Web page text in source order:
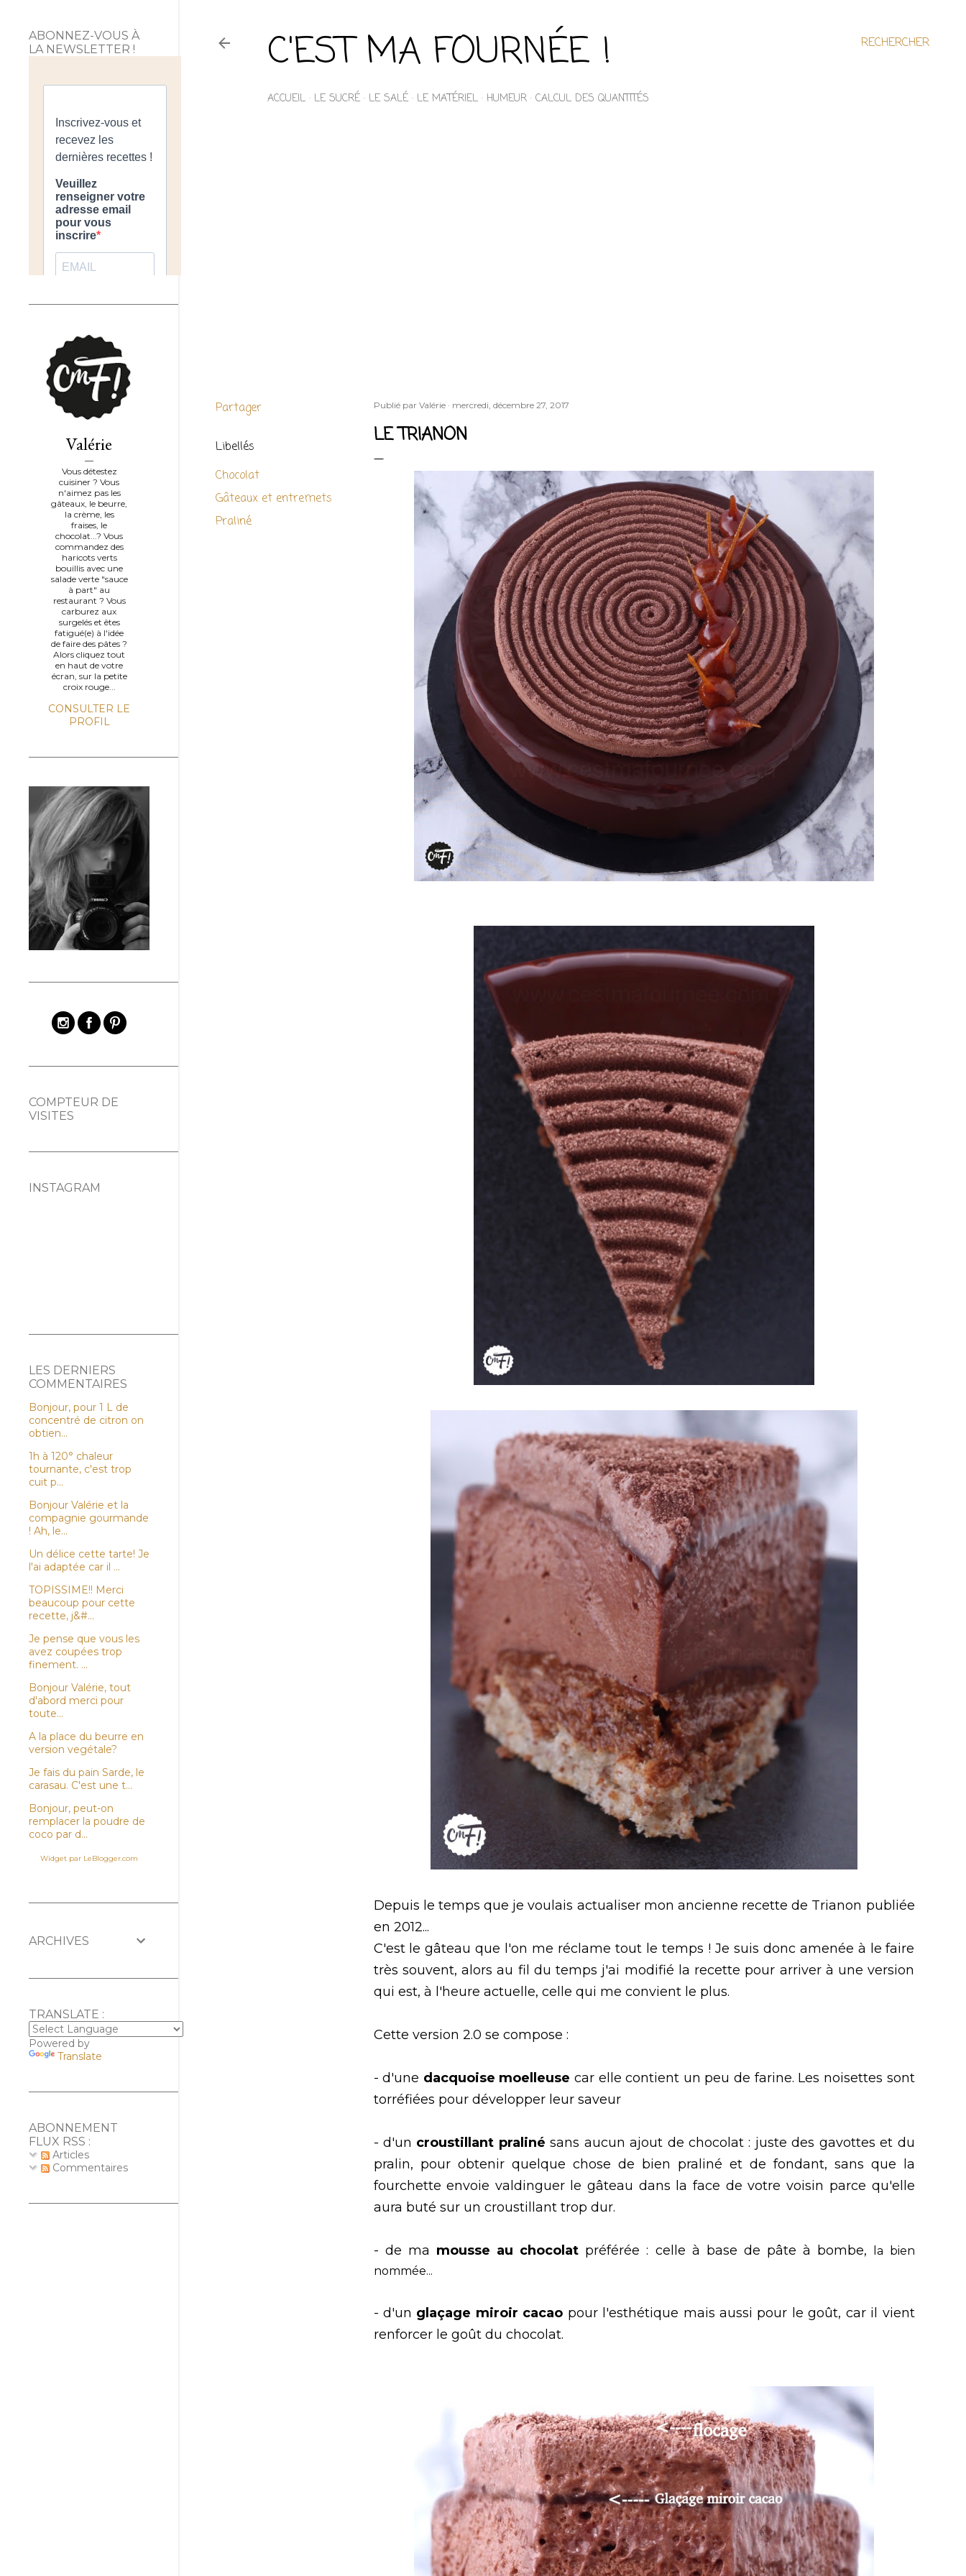
RECHERCHER
C'EST MA FOURNÉE !
ACCUEIL LE SUCRÉ LE SALÉ LE MATÉRIEL HUMEUR CALCUL DES QUANTITÉS
Partager
Libellés
Chocolat
Gâteaux et entremets
Praliné
Publié par Valérie mercredi, décembre 27, 2017
LE TRIANON
Depuis le temps que je voulais actualiser mon ancienne recette de Trianon publiée
en 2012...
C'est le gâteau que l'on me réclame tout le temps ! Je suis donc amenée à le faire
très souvent, alors au fil du temps j'ai modifié la recette pour arriver à une version
qui est, à l'heure actuelle, celle qui me convient le plus.
Cette version 2.0 se compose :
- d'une dacquoise moelleuse car elle contient un peu de farine. Les noisettes sont
torréfiées pour développer leur saveur
- d'un croustillant praliné sans aucun ajout de chocolat : juste des gavottes et du
pralin, pour obtenir quelque chose de bien praliné et de fondant, sans que la
fourchette envoie valdinguer le gâteau dans la face de votre voisin parce qu'elle
aura buté sur un croustillant trop dur.
- de ma mousse au chocolat préférée : celle à base de pâte à bombe,
la bien
nommée...
- d'un glaçage miroir cacao pour l'esthétique mais aussi pour le goût, car il vient
renforcer le goût du chocolat.
ABONNEZ-VOUS À
LA NEWSLETTER !
Valérie
Vous détestez
cuisiner ? Vous
n'aimez pas les
gâteaux, le beurre,
la crème, les
fraises, le
chocolat...? Vous
commandez des
haricots verts
bouillis avec une
salade verte "sauce
à part" au
restaurant ? Vous
carburez aux
surgelés et êtes
fatigué(e) à l'idée
de faire des pâtes ?
Alors cliquez tout
en haut de votre
écran, sur la petite
croix rouge...
CONSULTER LE
PROFIL
COMPTEUR DE
VISITES
INSTAGRAM
LES DERNIERS
COMMENTAIRES
Bonjour, pour 1 L de
concentré de citron on
obtien...
1h à 120° chaleur
tournante, c'est trop
cuit p...
Bonjour Valérie et la
compagnie gourmande
! Ah, le...
Un délice cette tarte! Je
l'ai adaptée car il ...
TOPISSIME!! Merci
beaucoup pour cette
recette, j&#...
Je pense que vous les
avez coupées trop
finement. ...
Bonjour Valérie, tout
d'abord merci pour
toute...
A la place du beurre en
version vegétale?
Je fais du pain Sarde, le
carasau. C'est une t...
Bonjour, peut-on
remplacer la poudre de
coco par d...
Widget par LeBlogger.com
ARCHIVES
TRANSLATE :
Powered by
Translate
ABONNEMENT
FLUX RSS :
Articles
Commentaires